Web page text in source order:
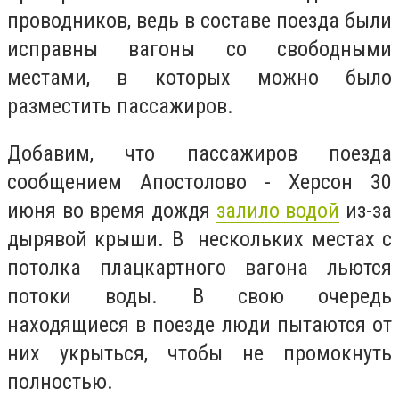
проводников, ведь в составе поезда были
исправны вагоны со свободными
местами, в которых можно было
разместить пассажиров.
Добавим, что пассажиров поезда
сообщением Апостолово - Херсон 30
июня во время дождя залило водой из-за
дырявой крыши. В нескольких местах с
потолка плацкартного вагона льются
потоки воды. В свою очередь
находящиеся в поезде люди пытаются от
них укрыться, чтобы не промокнуть
полностью.